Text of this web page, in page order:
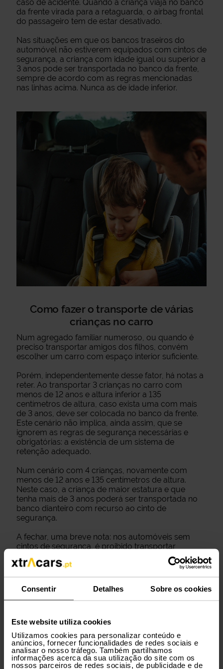
Consentir Detalhes Sobre os cookies
Este website utiliza cookies
Utilizamos cookies para personalizar conteúdo e
anúncios, fornecer funcionalidades de redes sociais e
analisar o nosso tráfego. Também partilhamos
informações acerca da sua utilização do site com os
nossos parceiros de redes sociais, de publicidade e de
caso de acidente. Quando a criança viaja no banco
da frente virada para a retaguarda, o airbag frontal
do passageiro tem de estar desativado.
Nas situações em que os bancos traseiros do
automóvel não estiverem equipados com cintos de
segurança, a criança com idade igual ou superior a
3 anos pode ser transportada no banco da frente,
sempre de acordo com as regras mencionadas
nas linhas acima. Nunca as de idade inferior.
Como fazer o transporte de várias
crianças no carro
Num agregado familiar numeroso, ou quando é
preciso transportar amigos dos filhos, convém
escolher um carro com espaço interior suficiente.
Porém, independentemente desse fator, há notas a
reter. Ao transportar 3 crianças no carro com
menos de 12 anos e altura inferior a 135
centímetros de altura, caso exista uma com mais
de 3 anos, deve ser colocada no banco da frente.
Este cenário não implica, ainda assim, que se
ignorem as regras de segurança necessárias e
obrigatórias: a existência de um sistema de
retenção adequado.
Num cenário com 4 crianças, novamente com
menos de 12 anos e 135 centímetros de altura.
Neste caso, a criança de maior estatura e que
tenha mais de 3 anos poderá ser transportada no
banco dianteiro com recurso ao cinto de
segurança.
A fechar, uma breve nota: nos automóveis sem
cintos de segurança, é proibido transportar
crianças com menos de 3 anos.